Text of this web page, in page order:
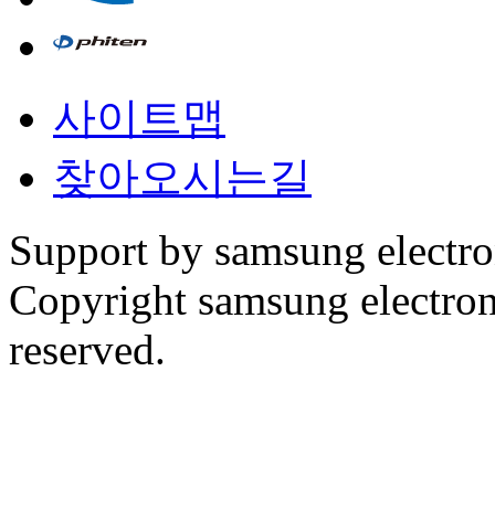
사이트맵
찾아오시는길
Support by samsung
Copyright samsung
reserved.